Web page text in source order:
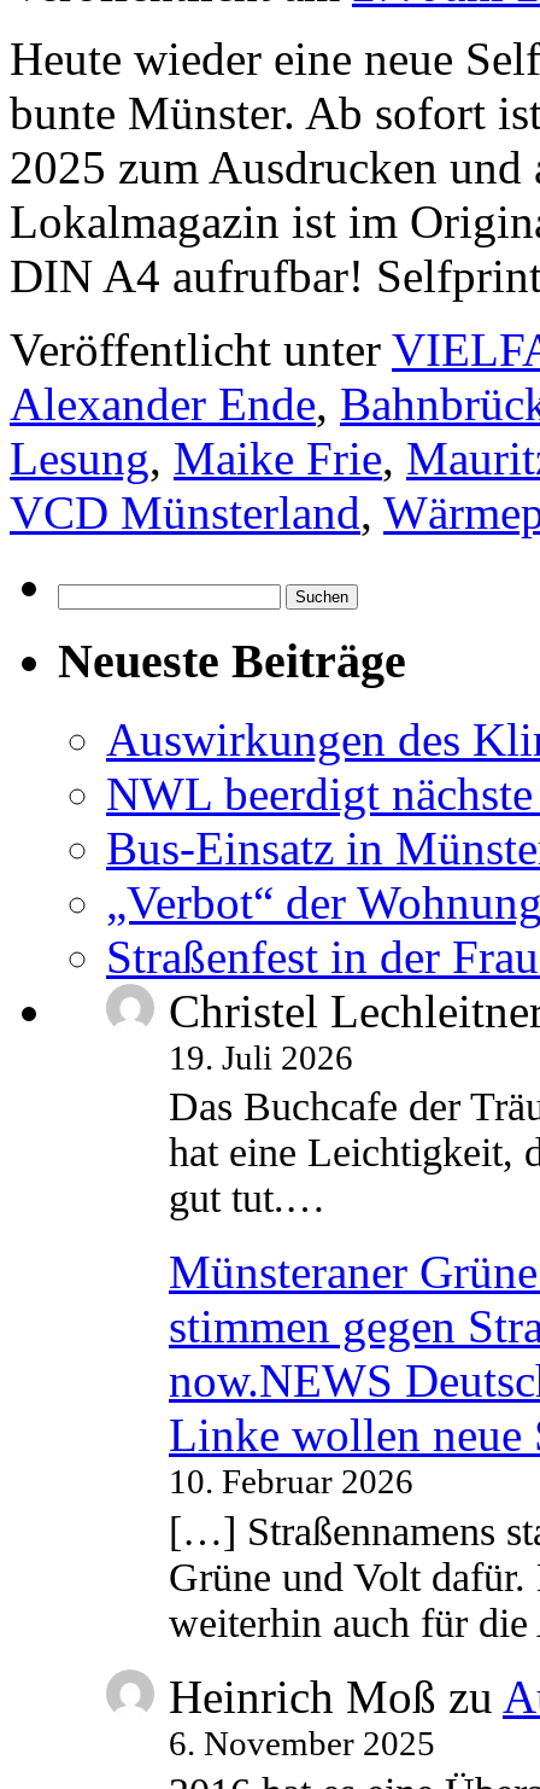
Heute wieder eine neue
bunte Münster. Ab sofort
2025 zum Ausdrucken
Lokalmagazin ist im
DIN A4 aufrufbar!
Veröffentlicht unter
Alexander Ende,
Lesung, Maike Frie,
VCD Münsterland,
nach:
Neueste Beiträge
Auswirkungen des
NWL beerdigt
Bus-Einsatz in
„Verbot“ der
Straßenfest in der
Christel
19. Juli 2026
Das Buchcafe der
hat eine Leichtigkeit,
gut tut.…
Münsteraner
stimmen gegen
now.NEWS
Linke wollen neue
10. Februar 2026
[…] Straßennamens
Grüne und Volt
weiterhin auch für
Heinrich Moß zu
6. November 2025